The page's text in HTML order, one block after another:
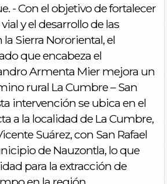
- Con el objetivo de fortalecer
y el desarrollo de las
Sierra Nororiental, el
que encabeza el
Armenta Mier mejora un
rural La Cumbre – San
intervención se ubica en el
a la localidad de La Cumbre,
Suárez, con San Rafael
de Nauzontla, lo que
para la extracción de